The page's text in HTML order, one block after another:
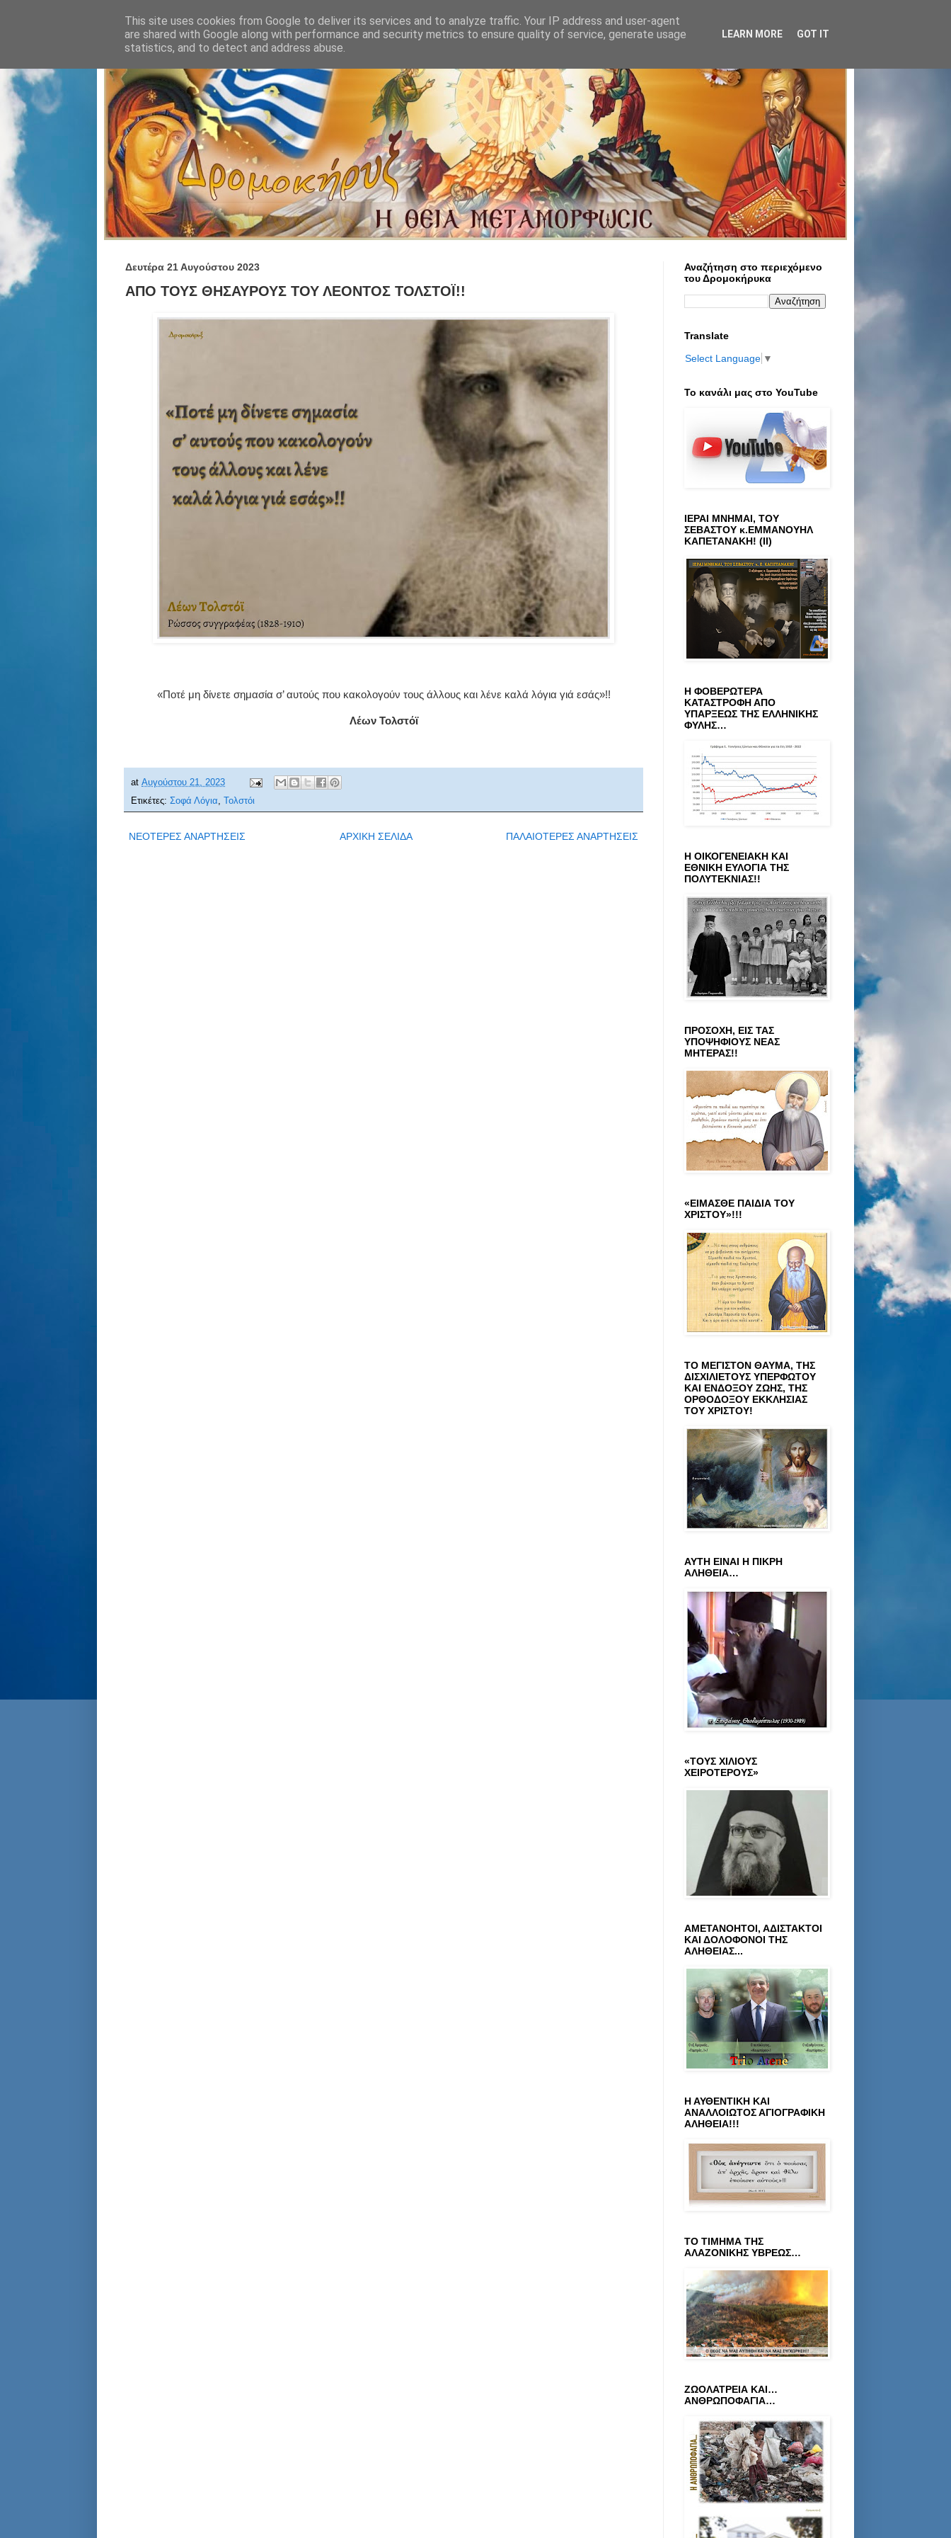
Δευτέρα 21 Αυγούστου 2023
ΑΠΟ ΤΟΥΣ ΘΗΣΑΥΡΟΥΣ ΤΟΥ ΛΕΟΝΤΟΣ ΤΟΛΣΤΟΪ!!
«Ποτέ μη δίνετε σημασία σ’ αυτούς που κακολογούν τους άλλους και λένε καλά λόγια γιά εσάς»!!
Λέων Τολστόϊ
at Αυγούστου 21, 2023
Ετικέτες: Σοφά Λόγια, Τολστόι
ΝΕΟΤΕΡΕΣ ΑΝΑΡΤΗΣΕΙΣ ΠΑΛΑΙΟΤΕΡΕΣ ΑΝΑΡΤΗΣΕΙΣ
ΑΡΧΙΚΗ ΣΕΛΙΔΑ
Αναζήτηση στο περιεχόμενο
του Δρομοκήρυκα
Translate
Select Language ▼
Το κανάλι μας στο ΥοuTube
ΙΕΡΑΙ ΜΝΗΜΑΙ, ΤΟΥ
ΣΕΒΑΣΤΟΥ κ.ΕΜΜΑΝΟΥΗΛ
ΚΑΠΕΤΑΝΑΚΗ! (ΙΙ)
Η ΦΟΒΕΡΩΤΕΡΑ
ΚΑΤΑΣΤΡΟΦΗ ΑΠΟ
ΥΠΑΡΞΕΩΣ ΤΗΣ ΕΛΛΗΝΙΚΗΣ
ΦΥΛΗΣ…
Η ΟΙΚΟΓΕΝΕΙΑΚΗ ΚΑΙ
ΕΘΝΙΚΗ ΕΥΛΟΓΙΑ ΤΗΣ
ΠΟΛΥΤΕΚΝΙΑΣ!!
ΠΡΟΣΟΧΗ, ΕΙΣ ΤΑΣ
ΥΠΟΨΗΦΙΟΥΣ ΝΕΑΣ
ΜΗΤΕΡΑΣ!!
«ΕΙΜΑΣΘΕ ΠΑΙΔΙΑ ΤΟΥ
ΧΡΙΣΤΟΥ»!!!
ΤΟ ΜΕΓΙΣΤΟΝ ΘΑΥΜΑ, ΤΗΣ
ΔΙΣΧΙΛΙΕΤΟΥΣ ΥΠΕΡΦΩΤΟΥ
ΚΑΙ ΕΝΔΟΞΟΥ ΖΩΗΣ, ΤΗΣ
ΟΡΘΟΔΟΞΟΥ ΕΚΚΛΗΣΙΑΣ
ΤΟΥ ΧΡΙΣΤΟΥ!
ΑΥΤΗ ΕΙΝΑΙ Η ΠΙΚΡΗ
ΑΛΗΘΕΙΑ…
«ΤΟΥΣ ΧΙΛΙΟΥΣ
ΧΕΙΡΟΤΕΡΟΥΣ»
ΑΜΕΤΑΝΟΗΤΟΙ, ΑΔΙΣΤΑΚΤΟΙ
ΚΑΙ ΔΟΛΟΦΟΝΟΙ ΤΗΣ
ΑΛΗΘΕΙΑΣ...
Η ΑΥΘΕΝΤΙΚΗ ΚΑΙ
ΑΝΑΛΛΟΙΩΤΟΣ ΑΓΙΟΓΡΑΦΙΚΗ
ΑΛΗΘΕΙΑ!!!
ΤΟ ΤΙΜΗΜΑ ΤΗΣ
ΑΛΑΖΟΝΙΚΗΣ ΥΒΡΕΩΣ…
ΖΩΟΛΑΤΡΕΙΑ ΚΑΙ…
ΑΝΘΡΩΠΟΦΑΓΙΑ…
This site uses cookies from Google to deliver its services and to analyze traffic. Your IP address and user-agent
are shared with Google along with performance and security metrics to ensure quality of service, generate usage
statistics, and to detect and address abuse.
LEARN MORE GOT IT